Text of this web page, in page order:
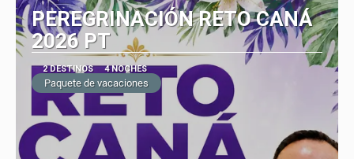
PEREGRINACIÓN RETO CANÁ
2026 PT
2 DESTINOS 4 NOCHES
Paquete de vacaciones